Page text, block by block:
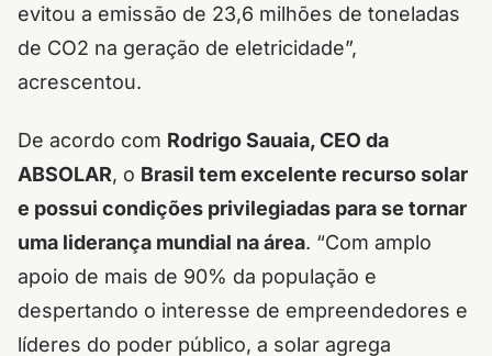
evitou a emissão de 23,6 milhões de toneladas
de CO2 na geração de eletricidade”,
acrescentou.
De acordo com Rodrigo Sauaia, CEO da
ABSOLAR, o Brasil tem excelente recurso solar
e possui condições privilegiadas para se tornar
uma liderança mundial na área. “Com amplo
apoio de mais de 90% da população e
despertando o interesse de empreendedores e
líderes do poder público, a solar agrega